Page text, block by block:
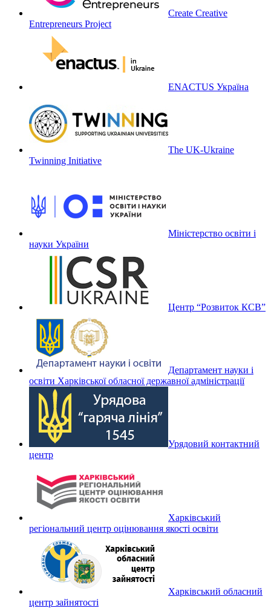
Create Creative
Entrepreneurs Project
ENACTUS Україна
The UK-Ukraine
Twinning Initiative
Міністерство освіти і
науки України
Центр “Розвиток КСВ”
Департамент науки і
освіти Харківської обласної державної адміністрації
Урядовий контактний
центр
Харківський
регіональний центр оцінювання якості освіти
Харківський обласний
центр зайнятості